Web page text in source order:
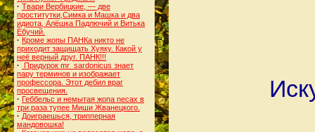
· Твари Вербицкие, — две
проститутки,Симка и Машка и два
идиота, Алёшка Падлючий и Витька
Ебучий.
· Кроме жопы ПАНКа никто не
приходит защищать Хуяку. Какой у
неё верный друг. ПАНК!!!
· Придурок mr_sardonicus знает
пару терминов и изображает
профессора. Этот дебил враг
просвещения.
· Геббельс и немытая жопа necax в
три раза тупее Миши Жванецкого.
· Доиграешься, трипперная
мандовошка!